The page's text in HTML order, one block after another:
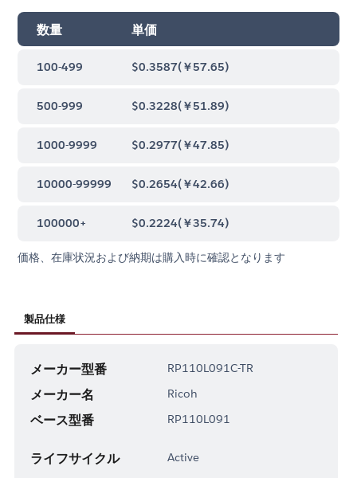
数量 単価
100-499 $0.3587(￥57.65)
500-999 $0.3228(￥51.89)
1000-9999 $0.2977(￥47.85)
10000-99999 $0.2654(￥42.66)
100000+ $0.2224(￥35.74)
価格、在庫状況および納期は購入時に確認となります
製品仕様
メーカー型番 RP110L091C-TR
メーカー名 Ricoh
ベース型番 RP110L091
ライフサイクル Active